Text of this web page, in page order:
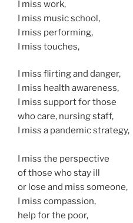
I miss work,
I miss music school,
I miss performing,
I miss touches,
I miss flirting and danger,
I miss health awareness,
I miss support for those
who care, nursing staff,
I miss a pandemic strategy,
I miss the perspective
of those who stay ill
or lose and miss someone,
I miss compassion,
help for the poor,